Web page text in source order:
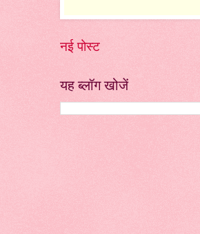
नई पोस्ट
यह ब्लॉग खोजें